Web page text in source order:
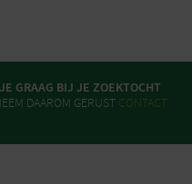
GRAAG BIJ JE ZOEKTOCHT
DAAROM GERUST CONTACT